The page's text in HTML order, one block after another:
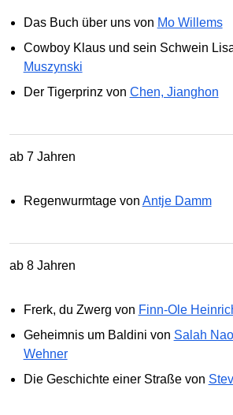
Das Buch über uns von Mo Willems
Cowboy Klaus und sein Schwein
Muszynski
Der Tigerprinz von Chen, Jianghon
ab 7 Jahren
Regenwurmtage von Antje Damm
ab 8 Jahren
Frerk, du Zwerg von Finn-Ole
Geheimnis um Baldini von Salah
Wehner
Die Geschichte einer Straße von